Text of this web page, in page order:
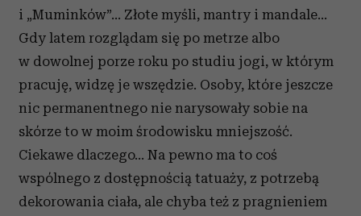
i „Muminków”… Złote myśli, mantry i mandale…
Gdy latem rozglądam się po metrze albo
w dowolnej porze roku po studiu jogi, w którym
pracuję, widzę je wszędzie. Osoby, które jeszcze
nic permanentnego nie narysowały sobie na
skórze to w moim środowisku mniejszość.
Ciekawe dlaczego… Na pewno ma to coś
wspólnego z dostępnością tatuaży, z potrzebą
dekorowania ciała, ale chyba też z pragnieniem